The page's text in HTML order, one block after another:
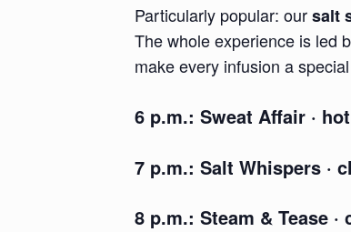
Particularly popular: oursalt
The whole experience is led
make every infusion a
6 p.m.: Sweat Affair ·
7 p.m.: Salt Whispers ·
8 p.m.: Steam & Tease ·